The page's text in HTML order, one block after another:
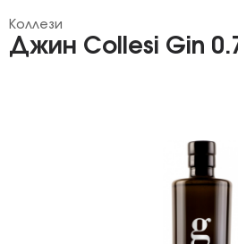
Джин Collesi Gin
Коллези